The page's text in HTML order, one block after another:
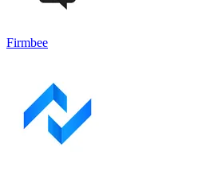
Firmbee